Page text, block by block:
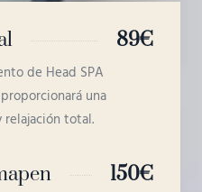
89€
de Head SPA
una
total.
150€